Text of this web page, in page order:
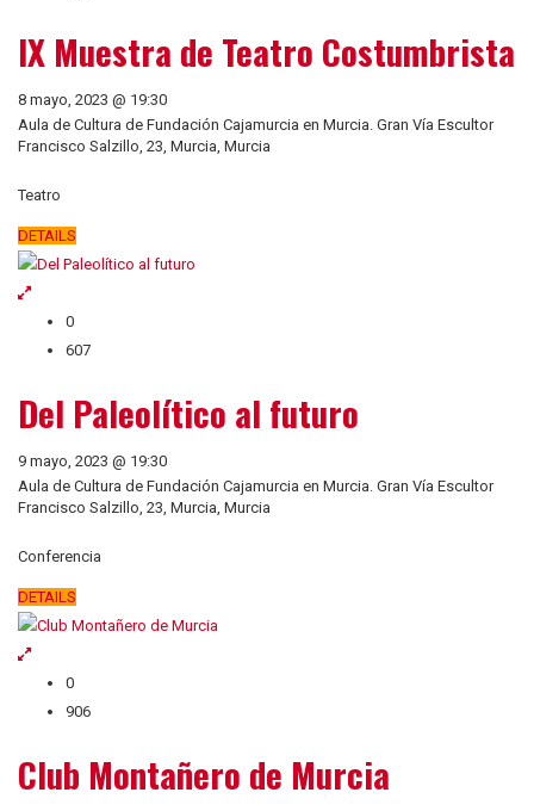
IX Muestra de Teatro Costumbrista
8 mayo, 2023 @ 19:30
Aula de Cultura de Fundación Cajamurcia en Murcia. Gran Vía Escultor
Francisco Salzillo, 23, Murcia, Murcia
Teatro
DETAILS
0
607
Del Paleolítico al futuro
9 mayo, 2023 @ 19:30
Aula de Cultura de Fundación Cajamurcia en Murcia. Gran Vía Escultor
Francisco Salzillo, 23, Murcia, Murcia
Conferencia
DETAILS
0
906
Club Montañero de Murcia